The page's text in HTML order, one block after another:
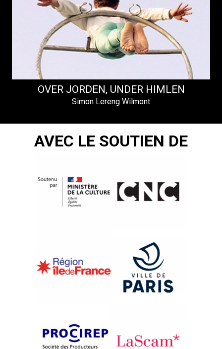
OVER JORDEN, UNDER HIMLEN
Simon Lereng Wilmont
AVEC LE SOUTIEN DE